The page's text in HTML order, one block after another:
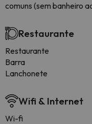
comuns (sem banheiro
Restaurante
Restaurante
Barra
Lanchonete
Wifi & Internet
Wi-fi